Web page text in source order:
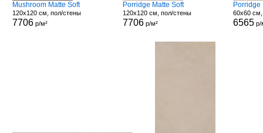
Mushroom Matte Soft
120x120 см, пол/стены
7706р/м²
Porridge Matte Soft
120x120 см, пол/стены
7706 р/м²
Porridge
60x60
6565 р/